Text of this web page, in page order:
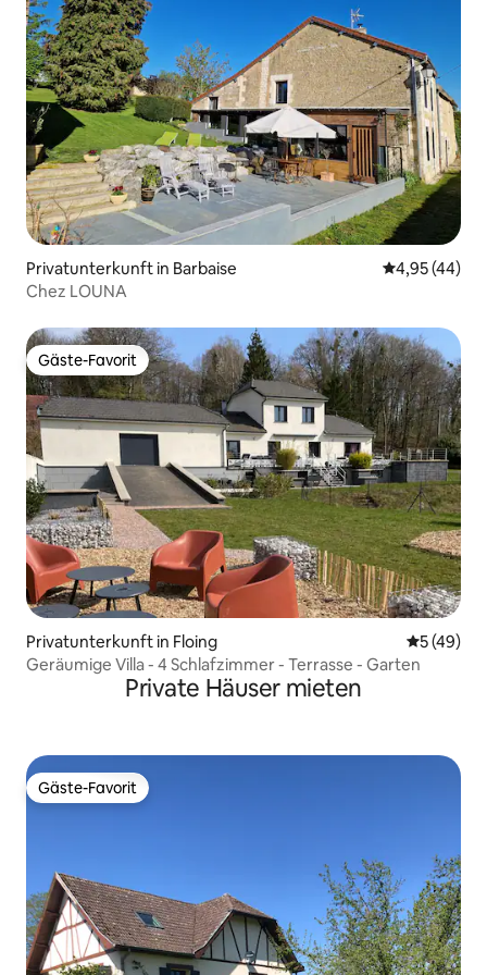
Privatunterkunft in Barbaise
4,95 (44)
Chez LOUNA
Gäste-Favorit
Gäste-Favorit
Privatunterkunft in Floing
5 (49)
Geräumige Villa - 4 Schlafzimmer - Terrasse - Garten
Private Häuser mieten
Gäste-Favorit
Gäste-Favorit